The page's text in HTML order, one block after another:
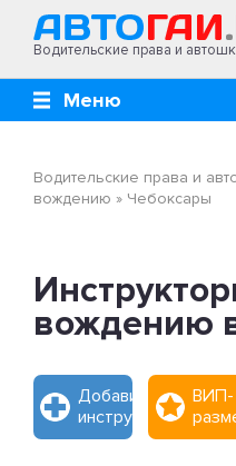
Водительские права и
Меню
Водительские права и
вождению » Чебоксары
вождению
Добавить
инструктора
ВИП-